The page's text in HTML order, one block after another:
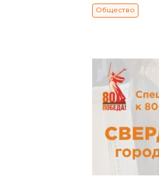
Общество